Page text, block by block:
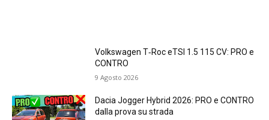
Volkswagen T‑Roc eTSI 1.5 115 CV: PRO e
CONTRO
9 Agosto 2026
Dacia Jogger Hybrid 2026: PRO e CONTRO
dalla prova su strada